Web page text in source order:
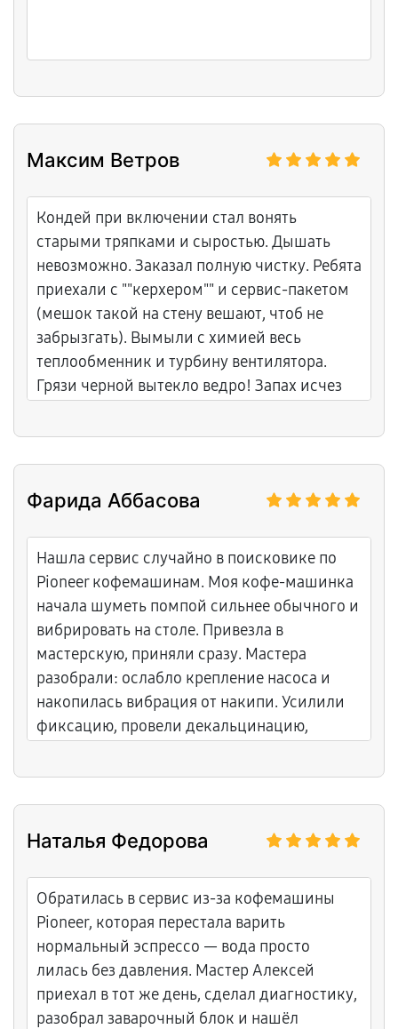
Максим Ветров
Кондей при включении стал вонять
старыми тряпками и сыростью. Дышать
невозможно. Заказал полную чистку. Ребята
приехали с ""керхером"" и сервис-пакетом
(мешок такой на стену вешают, чтоб не
забрызгать). Вымыли с химией весь
теплообменник и турбину вентилятора.
Грязи черной вытекло ведро! Запах исчез
делать это раз в год.
Фарида Аббасова
Нашла сервис случайно в поисковике по
Pioneer кофемашинам. Моя кофе-машинка
начала шуметь помпой сильнее обычного и
вибрировать на столе. Привезла в
мастерскую, приняли сразу. Мастера
разобрали: ослабло крепление насоса и
накопилась вибрация от накипи. Усилили
фиксацию, провели декальцинацию,
стоимость нормальная, дали полный отчёт
Наталья Федорова
Обратилась в сервис из-за кофемашины
Pioneer, которая перестала варить
нормальный эспрессо — вода просто
лилась без давления. Мастер Алексей
приехал в тот же день, сделал диагностику,
разобрал заварочный блок и нашёл